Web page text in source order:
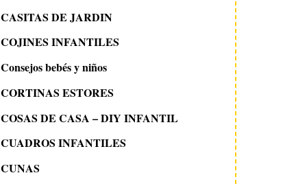
CASITAS DE JARDIN
COJINES INFANTILES
Consejos bebés y niños
CORTINAS ESTORES
COSAS DE CASA – DIY INFANTIL
CUADROS INFANTILES
CUNAS